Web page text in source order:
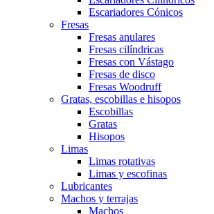
Escariadores Cónicos
Fresas
Fresas anulares
Fresas cilíndricas
Fresas con Vástago
Fresas de disco
Fresas Woodruff
Gratas, escobillas e hisopos
Escobillas
Gratas
Hisopos
Limas
Limas rotativas
Limas y escofinas
Lubricantes
Machos y terrajas
Machos